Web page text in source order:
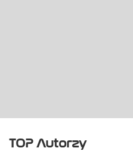
TOP Autorzy